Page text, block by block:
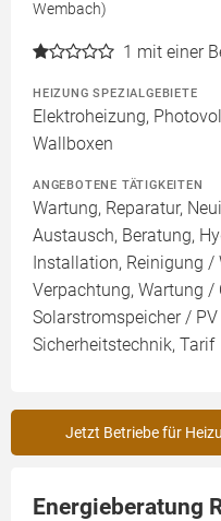
Wembach)
1 mit einer
HEIZUNG SPEZIALGEBIETE
Elektroheizung,
Wallboxen
ANGEBOTENE TÄTIGKEITEN
Wartung, Reparatur,
Austausch, Beratung,
Installation, Reinigung /
Verpachtung, Wartung /
Solarstromspeicher /
Sicherheitstechnik, Tarif
Jetzt Betriebe für
Energieberatung